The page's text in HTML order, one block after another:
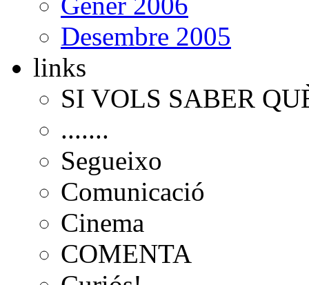
Desembre 2005
links
SI VOLS SABER
.......
Segueixo
Comunicació
Cinema
COMENTA